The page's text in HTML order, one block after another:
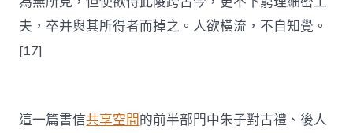
夫，卒并與其所得者而掉之。人欲橫流，不自知覺。
[17]
這一篇書信共享空間的前半部門中朱子對古禮、後人